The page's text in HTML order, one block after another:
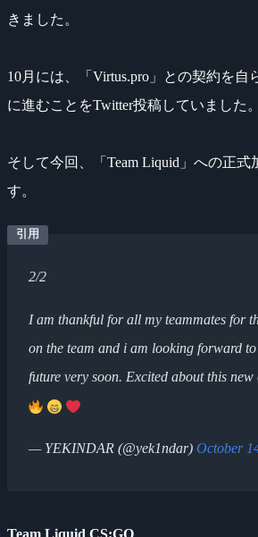
きました。
10月には、「Virtus.pro」との契約を自
に進むことをTwitter投稿していました。
そして今回、「Team Liquid」への正式
す。
2/2
I am thankful for all my teammates for
on the team and i am looking forward
future very soon. Excited about this
— YEKINDAR (@yek1ndar) October